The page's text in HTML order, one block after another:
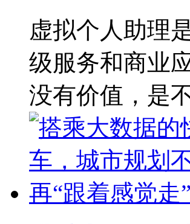
虚拟个人助理
级服务和商业
没有价值，是